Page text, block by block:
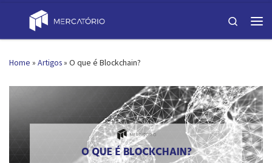
Skip to content
Search
Home » Artigos» O que é Blockchain?